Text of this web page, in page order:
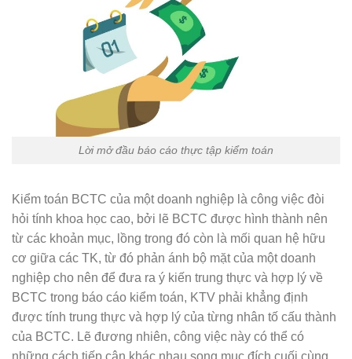
Lời mở đầu báo cáo thực tập kiểm toán
Kiểm toán BCTC của một doanh nghiệp là công việc đòi
hỏi tính khoa học cao, bởi lẽ BCTC được hình thành nên
từ các khoản mục, lồng trong đó còn là mối quan hệ hữu
cơ giữa các TK, từ đó phản ánh bộ mặt của một doanh
nghiệp cho nên để đưa ra ý kiến trung thực và hợp lý về
BCTC trong báo cáo kiểm toán, KTV phải khẳng định
được tính trung thực và hợp lý của từng nhân tố cấu thành
của BCTC. Lẽ đương nhiên, công việc này có thể có
những cách tiếp cận khác nhau song mục đích cuối cùng